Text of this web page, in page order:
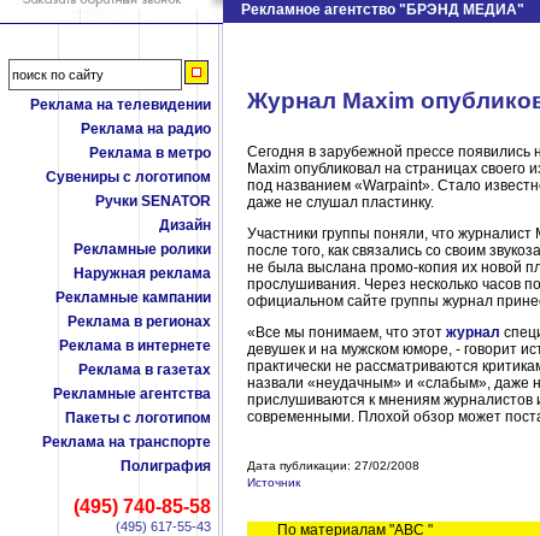
Реклама на телевидении
Реклама на радио
Реклама в метро
Сувениры с логотипом
Ручки SENATOR
Дизайн
Рекламные ролики
Наружная реклама
Рекламные кампании
Реклама в регионах
Реклама в интернете
Реклама в газетах
Рекламные агентства
Пакеты с логотипом
Реклама на транспорте
Полиграфия
(495) 740-85-58
(495) 617-55-43
Рекламное агентство "БРЭНД МЕДИА"
Журнал Maxim
Сегодня в зарубежной прессе появились
Maxim опубликовал на страницах
под названием «Warpaint». Стало
даже не слушал пластинку.
Участники группы поняли, что
после того, как связались со своим
не была выслана промо-копия их новой
прослушивания. Через несколько часов
официальном сайте группы журнал
«Все мы понимаем, что этот журнал
девушек и на мужском юморе, - говорит
практически не рассматриваются
назвали «неудачным» и «слабым», даже
прислушиваются к мнениям журналистов
современными. Плохой обзор может
Дата публикации: 27/02/2008
Источник
По материалам "ABC "